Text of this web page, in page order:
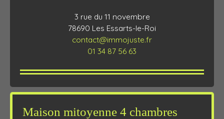
3 rue du 11 novembre
78690 Les Essarts-le-Roi
contact@immojuste.fr
01 34 87 56 63
Maison mitoyenne 4 chambres